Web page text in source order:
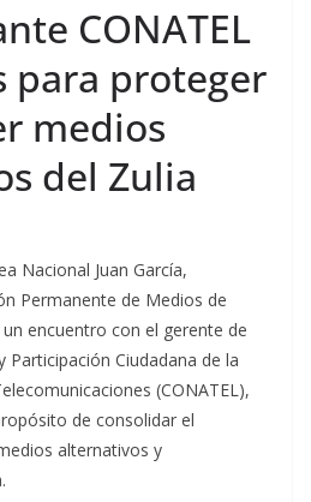
CONATEL
para proteger
medios
del Zulia
Nacional Juan García,
Permanente de Medios de
encuentro con el gerente de
Participación Ciudadana de la
(CONATEL),
de consolidar el
alternativos y